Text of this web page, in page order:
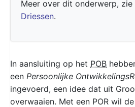
Meer over dit onderwerp,
Driessen.
In aansluiting op het POB
een Persoonlijke
ingevoerd, een idee dat uit
overwaaien. Met een POR wil